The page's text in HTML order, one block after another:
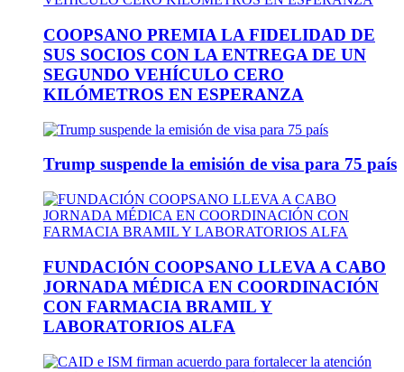
COOPSANO PREMIA LA FIDELIDAD DE
SUS SOCIOS CON LA ENTREGA DE UN
SEGUNDO VEHÍCULO CERO
KILÓMETROS EN ESPERANZA
Trump suspende la emisión de visa para 75 país
FUNDACIÓN COOPSANO LLEVA A CABO
JORNADA MÉDICA EN COORDINACIÓN
CON FARMACIA BRAMIL Y
LABORATORIOS ALFA